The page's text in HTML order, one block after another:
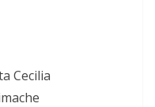
Cecilia